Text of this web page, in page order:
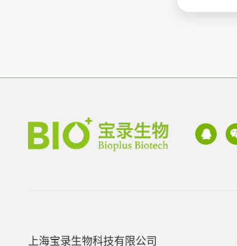
上海宝录生物科技有限公司